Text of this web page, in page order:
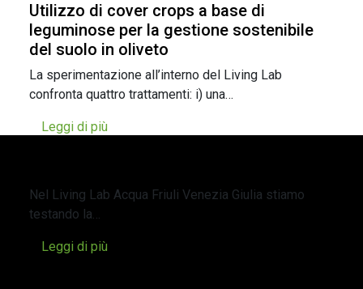
Utilizzo di cover crops a base di
leguminose per la gestione sostenibile
del suolo in oliveto
La sperimentazione all’interno del Living Lab
confronta quattro trattamenti: i) una…
Leggi di più
Nel Living Lab Acqua Friuli Venezia Giulia stiamo
testando la…
Leggi di più